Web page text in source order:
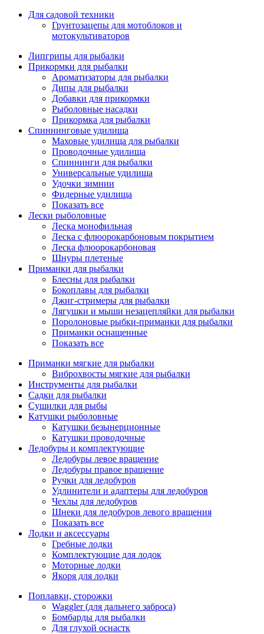
Для садовой техники
Грунтозацепы для мотоблоков и
мотокультиваторов
Липгрипы для рыбалки
Прикормки для рыбалки
Ароматизаторы для рыбалки
Дипы для рыбалки
Добавки для прикормки
Рыболовные насадки
Прикормка для рыбалки
Спиннинговые удилища
Маховые удилища для рыбалки
Проводочные удилища
Спиннинги для рыбалки
Универсальные удилища
Удочки зимнии
Фидерные удилища
Показать все
Лески рыболовные
Леска монофильная
Леска с флюорокарбоновым покрытием
Леска флюорокарбоновая
Шнуры плетеные
Приманки для рыбалки
Блесны для рыбалки
Бокоплавы для рыбалки
Джиг-стримеры для рыбалки
Лягушки и мыши незацепляйки для рыбалки
Поролоновые рыбки-приманки для рыбалки
Приманки оснащенные
Показать все
Приманки мягкие для рыбалки
Виброхвосты мягкие для рыбалки
Инструменты для рыбалки
Садки для рыбалки
Сушилки для рыбы
Катушки рыболовные
Катушки безынерционные
Катушки проводочные
Ледобуры и комплектующие
Ледобуры левое вращение
Ледобуры правое вращение
Ручки для ледобуров
Удлинители и адаптеры для ледобуров
Чехлы для ледобуров
Шнеки для ледобуров левого вращения
Показать все
Лодки и аксессуары
Гребные лодки
Комплектующие для лодок
Моторные лодки
Якоря для лодки
Поплавки, сторожки
Waggler (для дальнего заброса)
Бомбарды для рыбалки
Для глухой оснастк